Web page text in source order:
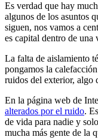
Es verdad que hay
algunos de los asuntos
siguen, nos vamos a
es capital dentro de
La falta de aislamiento
pongamos la
ruidos del exterior, algo
En la página web de
alterados por el ruido.
de vida para nadie y
mucha más gente de la